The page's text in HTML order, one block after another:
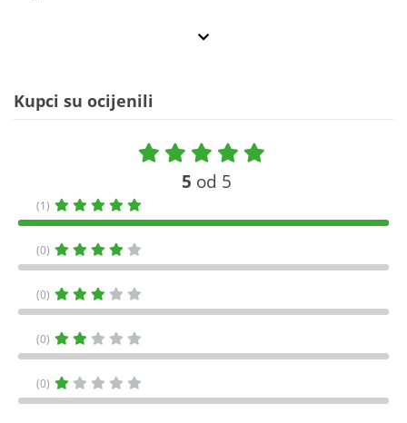
Kupci su ocijenili
5 od 5
(1)
(0)
(0)
(0)
(0)